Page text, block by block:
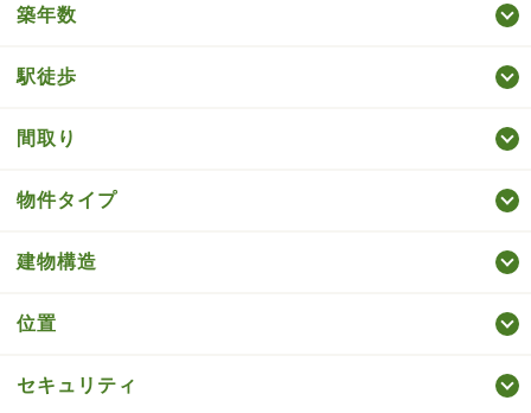
築年数
駅徒歩
間取り
物件タイプ
建物構造
位置
セキュリティ